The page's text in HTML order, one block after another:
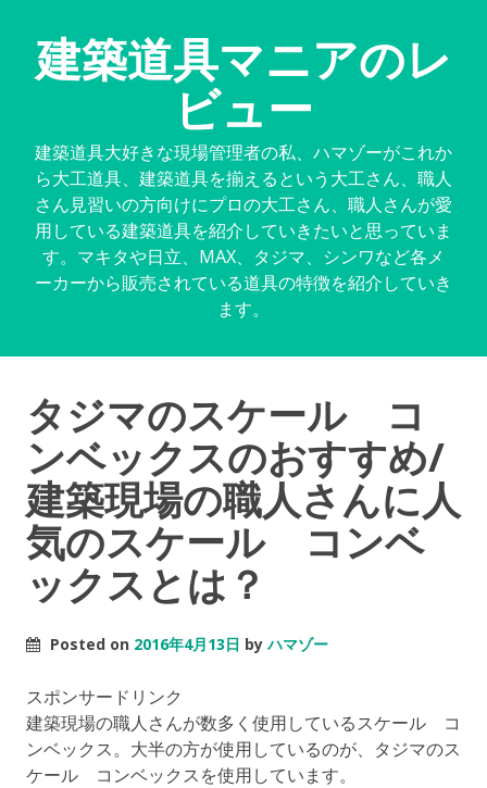
建築道具マニアのレ
ビュー
建築道具大好きな現場管理者の私、ハマゾーがこれか
ら大工道具、建築道具を揃えるという大工さん、職人
さん見習いの方向けにプロの大工さん、職人さんが愛
用している建築道具を紹介していきたいと思っていま
す。マキタや日立、MAX、タジマ、シンワなど各メ
ーカーから販売されている道具の特徴を紹介していき
ます。
タジマのスケール コ
ンベックスのおすすめ/
建築現場の職人さんに人
気のスケール コンベ
ックスとは？
Posted on 2016年4月13日 byハマゾー
スポンサードリンク
建築現場の職人さんが数多く使用しているスケール コ
ンベックス。大半の方が使用しているのが、タジマのス
ケール コンベックスを使用しています。